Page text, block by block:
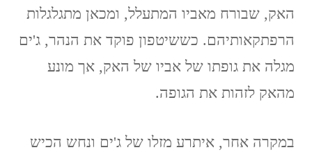
האק, שבורח מאביו המתעלל, ומכאן מתגלגלות
הרפתקאותיהם. כששיטפון פוקד את הנהר, ג'ים
מגלה את גופתו של אביו של האק, אך מונע
מהאק לזהות את הגופה.
במקרה אחר, איתרע מזלו של ג'ים ונחש הכיש